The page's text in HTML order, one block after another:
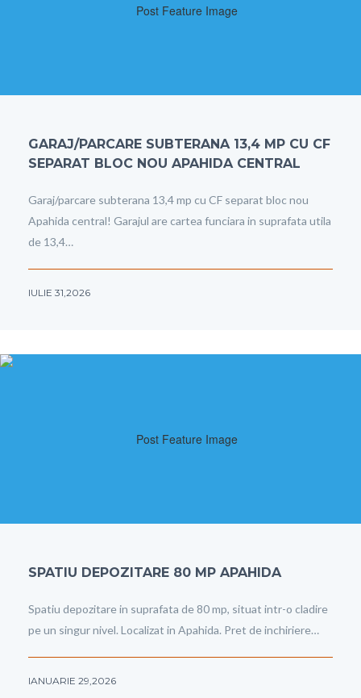
GARAJ/PARCARE SUBTERANA 13,4 MP CU CF
SEPARAT BLOC NOU APAHIDA CENTRAL
Garaj/parcare subterana 13,4 mp cu CF separat bloc nou
Apahida central! Garajul are cartea funciara in suprafata utila
de 13,4…
IULIE 31,2026
SPATIU DEPOZITARE 80 MP APAHIDA
Spatiu depozitare in suprafata de 80 mp, situat intr-o cladire
pe un singur nivel. Localizat in Apahida. Pret de inchiriere…
IANUARIE 29,2026